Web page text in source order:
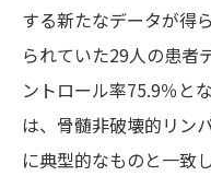
する新たなデータが得
られていた29人の患者
ントロール率75.9％と
は、骨髄非破壊的リン
に典型的なものと一致